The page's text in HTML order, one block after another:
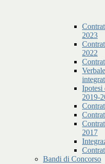
2023
2022
Ipotesi
2019-
2017
Bandi di Concorso